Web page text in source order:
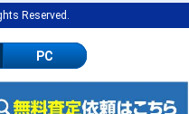
Reserved.
PC